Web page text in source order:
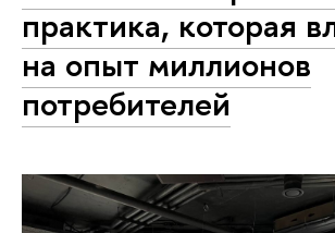
практика, которая
на опыт миллионов
потребителей